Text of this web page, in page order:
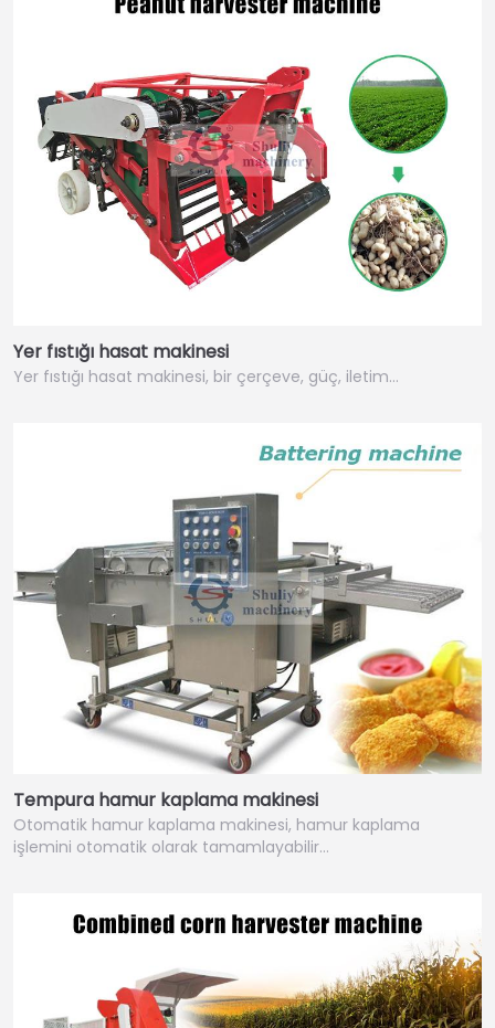
Yer fıstığı hasat makinesi
Yer fıstığı hasat makinesi, bir çerçeve, güç, iletim…
Tempura hamur kaplama makinesi
Otomatik hamur kaplama makinesi, hamur kaplama
işlemini otomatik olarak tamamlayabilir…